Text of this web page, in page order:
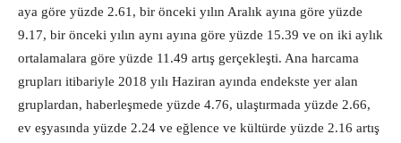
aya göre yüzde 2.61, bir önceki yılın Aralık ayına göre yüzde
9.17, bir önceki yılın aynı ayına göre yüzde 15.39 ve on iki aylık
ortalamalara göre yüzde 11.49 artış gerçekleşti. Ana harcama
grupları itibariyle 2018 yılı Haziran ayında endekste yer alan
gruplardan, haberleşmede yüzde 4.76, ulaştırmada yüzde 2.66,
ev eşyasında yüzde 2.24 ve eğlence ve kültürde yüzde 2.16 artış